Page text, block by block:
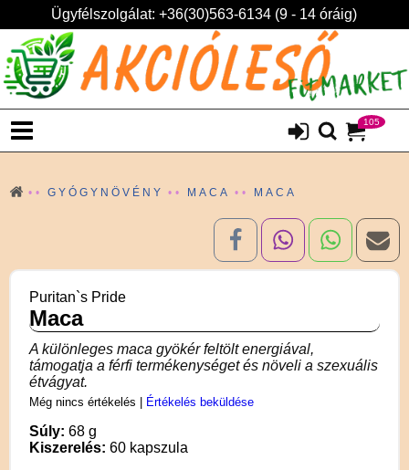
Ügyfélszolgálat: +36(30)563-6134 (9 - 14 óráig)
105
GYÓGYNÖVÉNY MACA MACA
Puritan`s Pride
Maca
A különleges maca gyökér feltölt energiával,
támogatja a férfi termékenységet és növeli a szexuális
étvágyat.
Még nincs értékelés Értékelés beküldése
Súly: 68 g
Kiszerelés: 60 kapszula